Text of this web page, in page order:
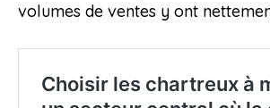
volumes de ventes y ont